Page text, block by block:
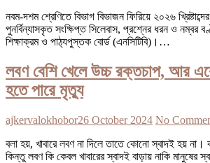
নবম-দশম শ্রেণিতে বিভাগ বিভাজন ফিরিয়ে ২০২৬
পুনর্বিন্যাসকৃত সংক্ষিপ্ত সিলেবাস, প্রশ্নের ধরন ও নম্বর
শিক্ষাক্রম ও পাঠ্যপুস্তক বোর্ড (এনসিটিবি)।…
লবণ বেশি খেলে উচ্চ রক্তচাপ, আর
হতে পারে মৃত্যু
ajkervalokhobor26 October 2024 No
বলা হয়, খাবারে লবণ না দিলে তাতে কোনো স্বাদই হয় না।
কিন্তু লবণ কি কেবল খাবারের স্বাদই বাড়ায় নাকি মানুষের